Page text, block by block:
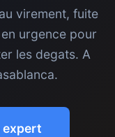
virement, fuite
urgence pour
les degats. A
expert